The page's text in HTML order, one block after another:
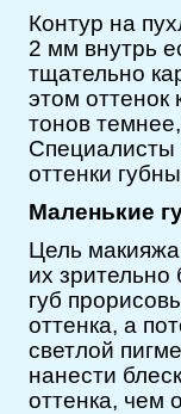
Контур на
2 мм внутрь
тщательно
этом
тонов
оттенки
Маленькие
Цель
их
губ
оттенка, а
светлой
нанести
оттенка, чем